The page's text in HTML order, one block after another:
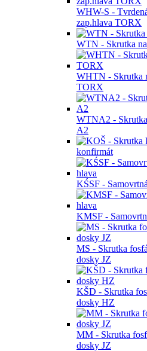
WHW-S -
zap.hlava TORX
WTN - Skrutka
WHTN - Skrutka
TORX
WTNA2 -
A2
konfirmát
KŚSF -
KMSF -
MS - Skrutka
dosky JZ
KŠD - Skrutka
dosky HZ
MM - Skrutka
dosky JZ